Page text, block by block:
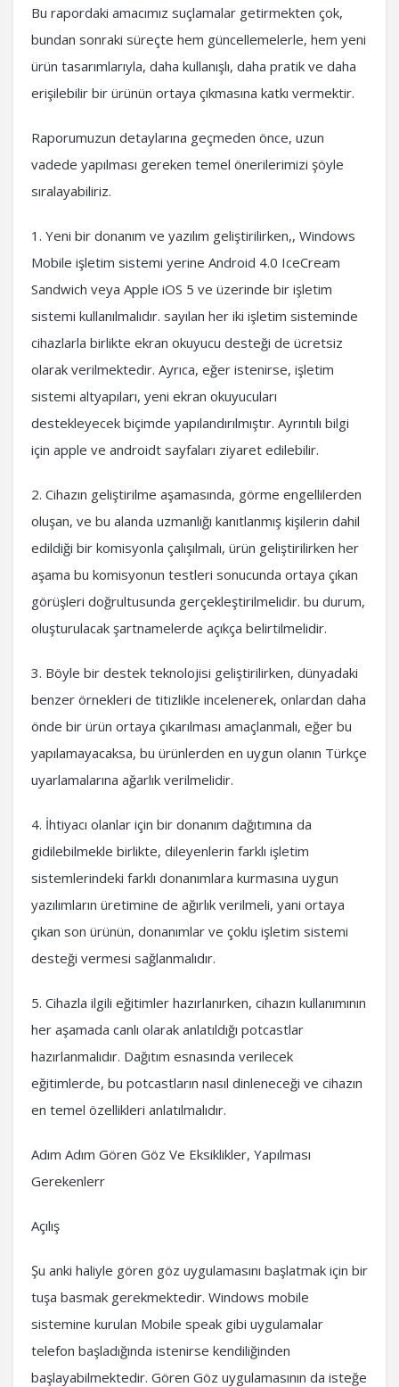
Bu rapordaki amacımız suçlamalar getirmekten çok,
bundan sonraki süreçte hem güncellemelerle, hem yeni
ürün tasarımlarıyla, daha kullanışlı, daha pratik ve daha
erişilebilir bir ürünün ortaya çıkmasına katkı vermektir.
Raporumuzun detaylarına geçmeden önce, uzun
vadede yapılması gereken temel önerilerimizi şöyle
sıralayabiliriz.
1. Yeni bir donanım ve yazılım geliştirilirken,, Windows
Mobile işletim sistemi yerine Android 4.0 IceCream
Sandwich veya Apple iOS 5 ve üzerinde bir işletim
sistemi kullanılmalıdır. sayılan her iki işletim sisteminde
cihazlarla birlikte ekran okuyucu desteği de ücretsiz
olarak verilmektedir. Ayrıca, eğer istenirse, işletim
sistemi altyapıları, yeni ekran okuyucuları
destekleyecek biçimde yapılandırılmıştır. Ayrıntılı bilgi
için apple ve androidt sayfaları ziyaret edilebilir.
2. Cihazın geliştirilme aşamasında, görme engellilerden
oluşan, ve bu alanda uzmanlığı kanıtlanmış kişilerin dahil
edildiği bir komisyonla çalışılmalı, ürün geliştirilirken her
aşama bu komisyonun testleri sonucunda ortaya çıkan
görüşleri doğrultusunda gerçekleştirilmelidir. bu durum,
oluşturulacak şartnamelerde açıkça belirtilmelidir.
3. Böyle bir destek teknolojisi geliştirilirken, dünyadaki
benzer örnekleri de titizlikle incelenerek, onlardan daha
önde bir ürün ortaya çıkarılması amaçlanmalı, eğer bu
yapılamayacaksa, bu ürünlerden en uygun olanın Türkçe
uyarlamalarına ağarlık verilmelidir.
4. İhtiyacı olanlar için bir donanım dağıtımına da
gidilebilmekle birlikte, dileyenlerin farklı işletim
sistemlerindeki farklı donanımlara kurmasına uygun
yazılımların üretimine de ağırlık verilmeli, yani ortaya
çıkan son ürünün, donanımlar ve çoklu işletim sistemi
desteği vermesi sağlanmalıdır.
5. Cihazla ilgili eğitimler hazırlanırken, cihazın kullanımının
her aşamada canlı olarak anlatıldığı potcastlar
hazırlanmalıdır. Dağıtım esnasında verilecek
eğitimlerde, bu potcastların nasıl dinleneceği ve cihazın
en temel özellikleri anlatılmalıdır.
Adım Adım Gören Göz Ve Eksiklikler, Yapılması
Gerekenlerr
Açılış
Şu anki haliyle gören göz uygulamasını başlatmak için bir
tuşa basmak gerekmektedir. Windows mobile
sistemine kurulan Mobile speak gibi uygulamalar
telefon başladığında istenirse kendiliğinden
başlayabilmektedir. Gören Göz uygulamasının da isteğe